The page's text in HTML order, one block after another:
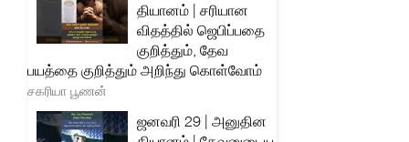
தியானம் | சரியான
விதத்தில் ஜெபிப்பதை
குறித்தும், தேவ
பயத்தை குறித்தும் அறிந்து கொள்வோம்
சகரியா பூணன்
ஜனவரி 29 | அனுதின